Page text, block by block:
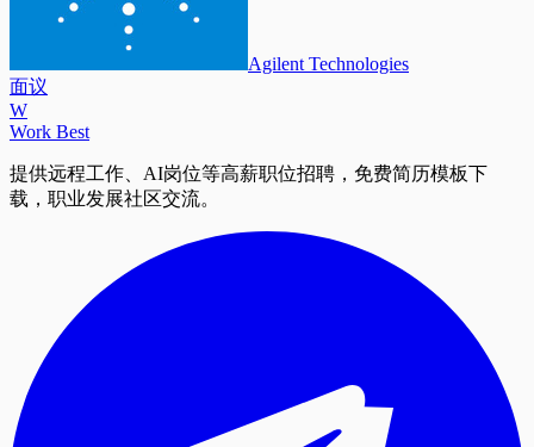
Agilent Technologies
面议
W
Work Best
提供远程工作、AI岗位等高薪职位招聘，免费简历模板下
载，职业发展社区交流。